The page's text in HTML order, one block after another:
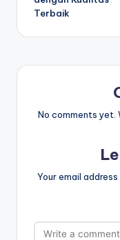
Terbaik
No comments yet.
Your email